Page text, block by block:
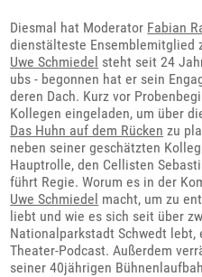
Diesmal hat Moderator Fabian
dienstälteste Ensemblemitglied
Uwe Schmiedel steht seit 24
ubs - begonnen hat er sein
deren Dach. Kurz vor
Kollegen eingeladen, um über
Das Huhn auf dem Rücken zu
neben seiner geschätzten
Hauptrolle, den Cellisten
führt Regie. Worum es in der
Uwe Schmiedel macht, um zu
liebt und wie es sich seit über
Nationalparkstadt Schwedt
Theater-Podcast. Außerdem
seiner 40jährigen